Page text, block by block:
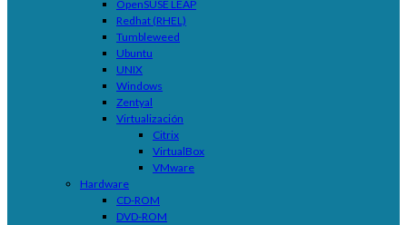
OpenSUSE LEAP
Redhat (RHEL)
Tumbleweed
Ubuntu
UNIX
Windows
Zentyal
Virtualización
Citrix
VirtualBox
VMware
Hardware
CD-ROM
DVD-ROM